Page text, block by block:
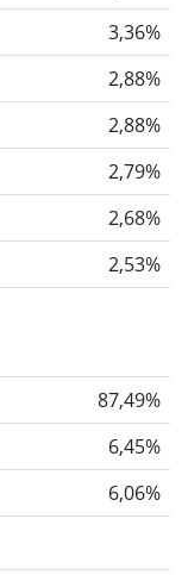
3,36%
2,88%
2,88%
2,79%
2,68%
2,53%
87,49%
6,45%
6,06%